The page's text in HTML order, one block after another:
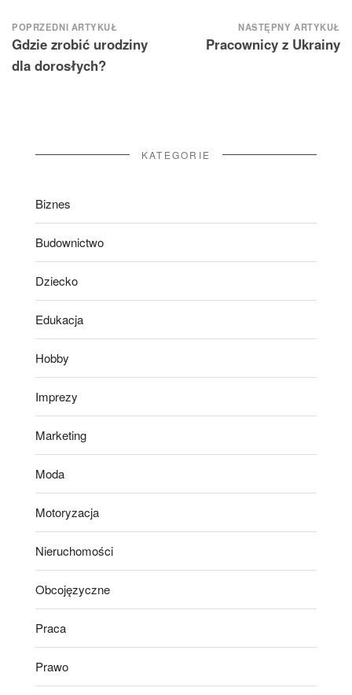
Nawigacja
wpisu
POPRZEDNI ARTYKUŁ
Gdzie zrobić urodziny
dla dorosłych?
NASTĘPNY ARTYKUŁ
Pracownicy z Ukrainy
KATEGORIE
Biznes
Budownictwo
Dziecko
Edukacja
Hobby
Imprezy
Marketing
Moda
Motoryzacja
Nieruchomości
Obcojęzyczne
Praca
Prawo